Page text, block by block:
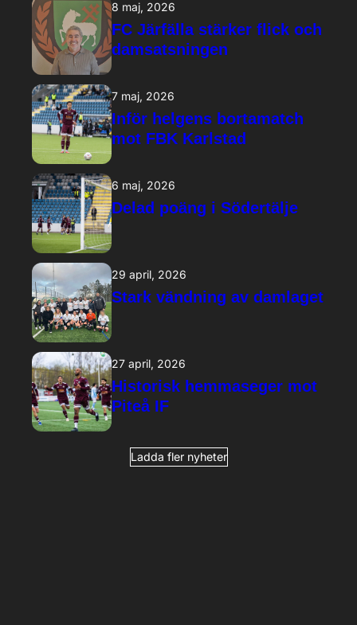
8 maj, 2026
FC Järfälla stärker flick och
damsatsningen
7 maj, 2026
Inför helgens bortamatch
mot FBK Karlstad
6 maj, 2026
Delad poäng i Södertälje
29 april, 2026
Stark vändning av damlaget
27 april, 2026
Historisk hemmaseger mot
Piteå IF
Ladda fler nyheter